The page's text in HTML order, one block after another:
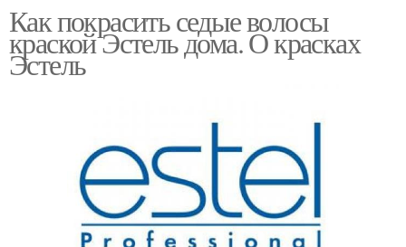
Как покрасить седые волосы
краской Эстель дома. О красках
Эстель